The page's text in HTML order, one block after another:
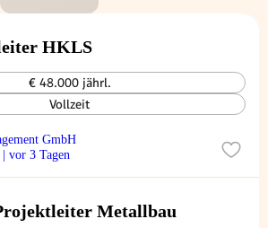
HKLS
€ 48.000 jährl.
Vollzeit
GmbH
| vor 3 Tagen
Metallbau